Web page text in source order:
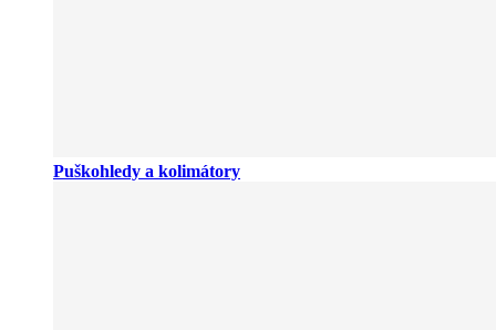
Puškohledy a kolimátory